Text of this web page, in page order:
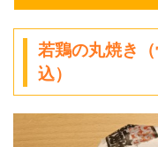
若鶏の丸焼き
込）